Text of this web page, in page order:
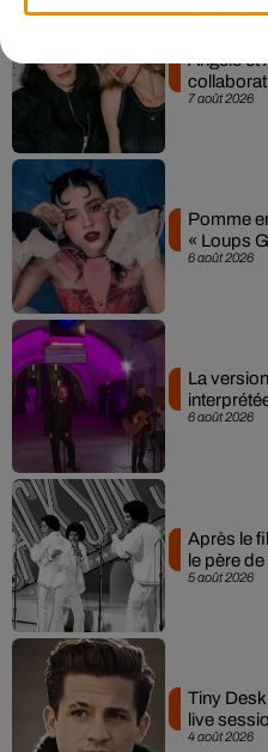
7 août 2026
Angèle et
6 août 2026
Pomme
« Loups
6 août 2026
La
5 août 2026
Après le
le père
4 août 2026
Tiny
live